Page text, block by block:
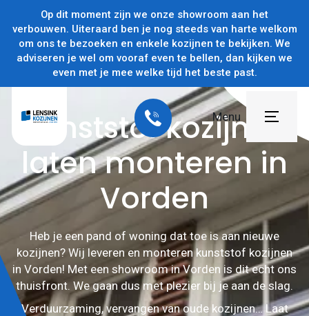
Op dit moment zijn we onze showroom aan het
verbouwen. Uiteraard ben je nog steeds van harte welkom
om ons te bezoeken en enkele kozijnen te bekijken. We
adviseren je wel om vooraf even te bellen, dan kijken we
even met je mee welke tijd het beste past.
Menu
Home
Projecten
Subsidies
Over ons
Kunststof kozijnen
laten monteren in
Vorden
Heb je een pand of woning dat toe is aan nieuwe
kozijnen? Wij leveren en monteren kunststof kozijnen
in Vorden! Met een showroom in Vorden is dit echt ons
thuisfront. We gaan dus met plezier bij je aan de slag.
Verduurzaming, vervangen van oude kozijnen… Laat